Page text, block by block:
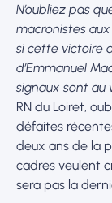
N’oubliez pas
macronistes
si cette victoire
d’Emmanuel
signaux sont au
RN du Loiret,
défaites
deux ans de la
cadres veulent
sera pas la